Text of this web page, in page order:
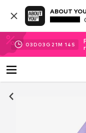
ABOUT
03D 03 G 21M 13 S